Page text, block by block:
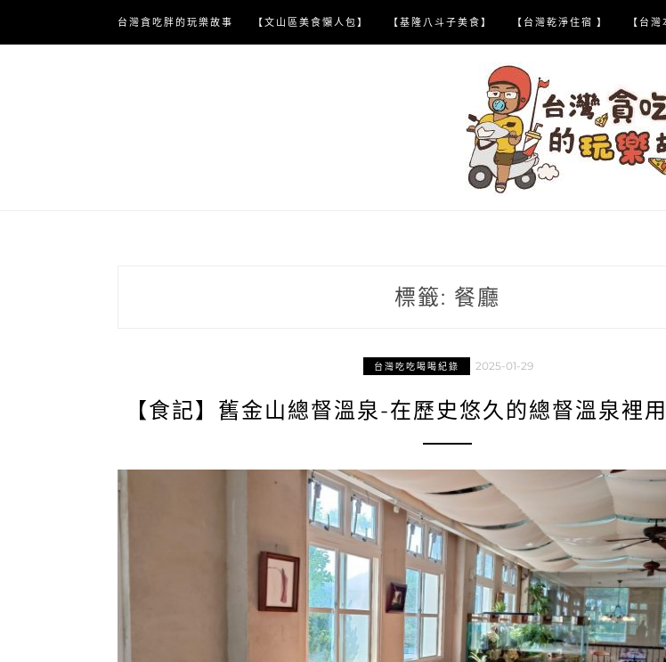
content
台灣貪吃胖的玩樂故事 【文山區美食懶人包】 【基隆八斗子美食】 【台灣乾淨住宿 】 【台
標籤: 餐廳
台灣吃吃喝喝紀錄 2025-01-29
【食記】舊金山總督溫泉-在歷史悠久的總督溫泉裡